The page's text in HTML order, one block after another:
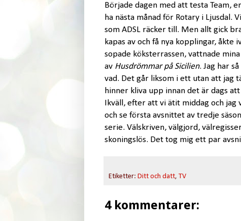
Började dagen med att testa Team,
ha nästa månad för Rotary i
som ADSL räcker till. Men allt gick
kapas av och få nya kopplingar,
sopade köksterrassen, vattnade
av Husdrömmar på Sicilien. Jag har
vad. Det går liksom i ett utan att jag
hinner kliva upp innan det är dags
Ikväll, efter att vi ätit middag och
och se första avsnittet av tredje
serie. Välskriven, välgjord,
skoningslös. Det tog mig ett par
Etiketter: Ditt och datt, TV
4 kommentarer: